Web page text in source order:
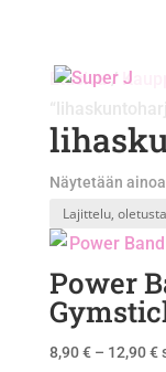
Etusivu/
Näytetään
Power
8,90€ – 12,90€